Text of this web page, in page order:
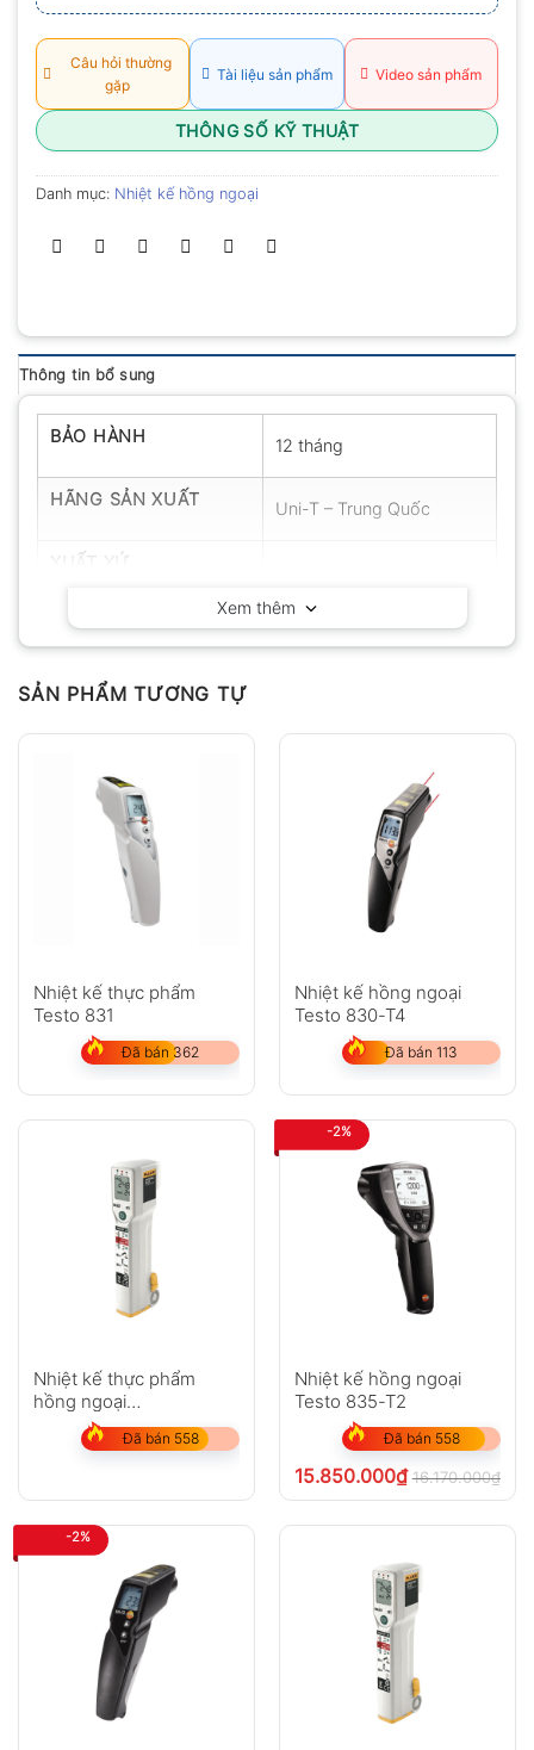
Câu hỏi thường
gặp
Tài liệu sản phẩm Video sản phẩm
THÔNG SỐ KỸ THUẬT
Danh mục: Nhiệt kế hồng ngoại
Thông tin bổ sung
BẢO HÀNH 12 tháng
HÃNG SẢN XUẤT Uni-T – Trung Quốc
Xem thêm
SẢN PHẨM TƯƠNG TỰ
Nhiệt kế thực phẩm
Testo 831
Đã bán 362
Nhiệt kế hồng ngoại
Testo 830-T4
Đã bán 113
Nhiệt kế thực phẩm
hồng ngoại
Fluke FoodPro
Đã bán 558
-2%
Nhiệt kế hồng ngoại
Testo 835-T2
Đã bán 558
15.850.000₫ 16.170.000₫
-2%